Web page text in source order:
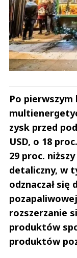
Po
zysk przed
USD, o 18
29 proc.
detaliczny, w
odznaczał się
rozszerzanie
produktów
produktów